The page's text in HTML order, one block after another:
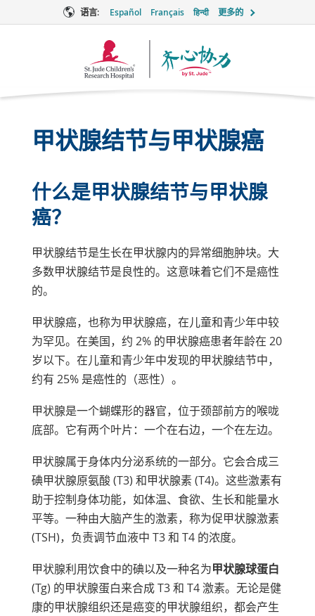
语言: Español Français हिन्दी 更多的
Together
甲状腺结节与甲状腺癌
什么是甲状腺结节与甲状腺
癌？
甲状腺结节是生长在甲状腺内的异常细胞肿块。大
多数甲状腺结节是良性的。这意味着它们不是癌性
的。
甲状腺癌，也称为甲状腺癌，在儿童和青少年中较
为罕见。在美国，约 2% 的甲状腺癌患者年龄在 20
岁以下。在儿童和青少年中发现的甲状腺结节中，
约有 25% 是癌性的（恶性）。
甲状腺是一个蝴蝶形的器官，位于颈部前方的喉咙
底部。它有两个叶片：一个在右边，一个在左边。
甲状腺属于身体内分泌系统的一部分。它会合成三
碘甲状腺原氨酸 (T3) 和甲状腺素 (T4)。这些激素有
助于控制身体功能，如体温、食欲、生长和能量水
平等。一种由大脑产生的激素，称为促甲状腺激素
(TSH)，负责调节血液中 T3 和 T4 的浓度。
甲状腺利用饮食中的碘以及一种名为甲状腺球蛋白
(Tg) 的甲状腺蛋白来合成 T3 和 T4 激素。无论是健
康的甲状腺组织还是癌变的甲状腺组织，都会产生